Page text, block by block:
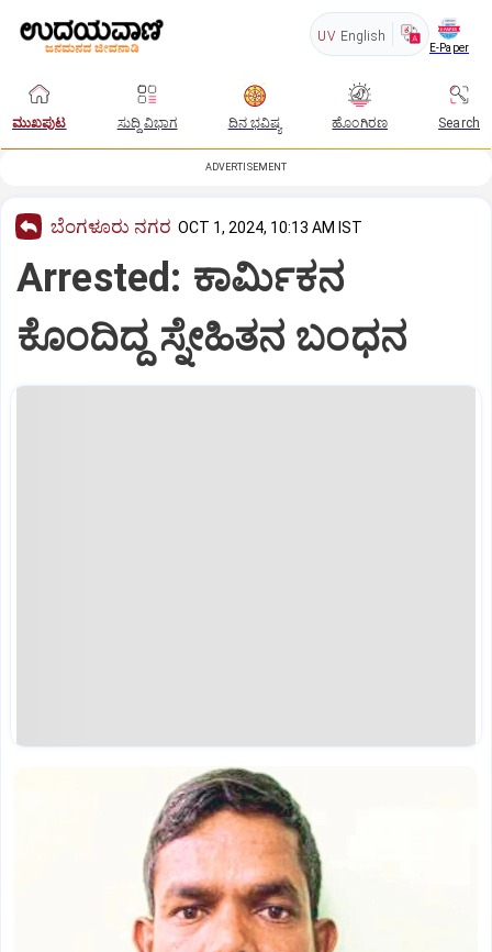
UV English
E-Paper
ಮುಖಪುಟ ಸುದ್ದಿ ವಿಭಾಗ ದಿನ ಭವಿಷ್ಯ ಹೊಂಗಿರಣ Search
ADVERTISEMENT
ಬೆಂಗಳೂರು ನಗರ OCT 1, 2024, 10:13 AM IST
Arrested: ಕಾರ್ಮಿಕನ
ಕೊಂದಿದ್ದ ಸ್ನೇಹಿತನ ಬಂಧನ